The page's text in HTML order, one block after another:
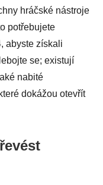
hráčské nástroje
potřebujete
abyste získali
se; existují
nabité
dokážou otevřít